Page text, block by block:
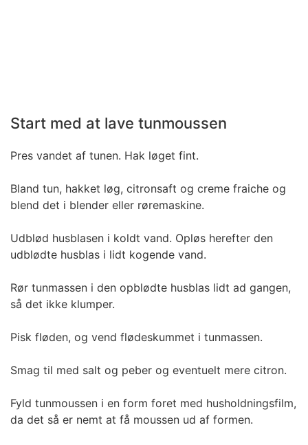
Start med at lave tunmoussen
Pres vandet af tunen. Hak løget fint.
Bland tun, hakket løg, citronsaft og creme fraiche og
blend det i blender eller røremaskine.
Udblød husblasen i koldt vand. Opløs herefter den
udblødte husblas i lidt kogende vand.
Rør tunmassen i den opblødte husblas lidt ad gangen,
så det ikke klumper.
Pisk fløden, og vend flødeskummet i tunmassen.
Smag til med salt og peber og eventuelt mere citron.
Fyld tunmoussen i en form foret med husholdningsfilm,
da det så er nemt at få moussen ud af formen.